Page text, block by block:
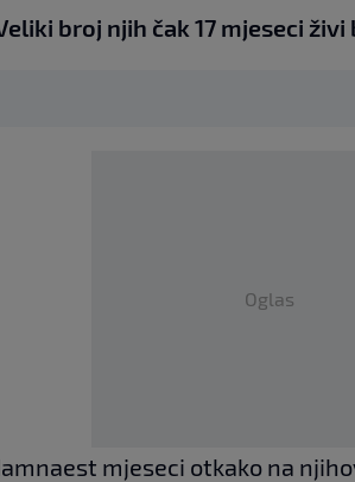
broj njih čak 17 mjeseci
Oglas
mjeseci otkako na